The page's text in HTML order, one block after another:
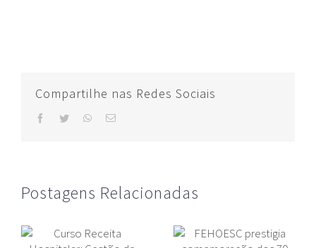
Compartilhe nas Redes Sociais
facebooktwitterwhatsapp
Postagens Relacionadas